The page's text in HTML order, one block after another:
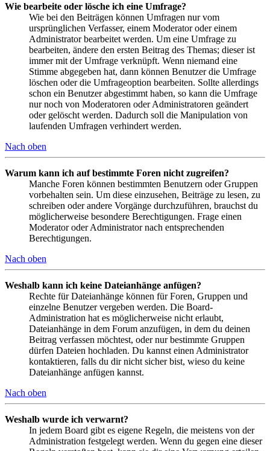
Wie bearbeite oder lösche ich eine Umfrage?
Wie bei den Beiträgen können Umfragen nur vom
ursprünglichen Verfasser, einem Moderator oder einem
Administrator bearbeitet werden. Um eine Umfrage zu
bearbeiten, ändere den ersten Beitrag des Themas; dieser ist
immer mit der Umfrage verknüpft. Wenn niemand eine
Stimme abgegeben hat, dann können Benutzer die Umfrage
löschen oder die Umfrageoption bearbeiten. Sollte allerdings
schon ein Benutzer abgestimmt haben, so kann die Umfrage
nur noch von Moderatoren oder Administratoren geändert
oder gelöscht werden. Dadurch soll die Manipulation von
laufenden Umfragen verhindert werden.
Nach oben
Warum kann ich auf bestimmte Foren nicht zugreifen?
Manche Foren können bestimmten Benutzern oder Gruppen
vorbehalten sein. Um diese einzusehen, Beiträge zu lesen, zu
schreiben oder andere Vorgänge durchzuführen, brauchst du
möglicherweise besondere Berechtigungen. Frage einen
Moderator oder Administrator nach entsprechenden
Berechtigungen.
Nach oben
Weshalb kann ich keine Dateianhänge anfügen?
Rechte für Dateianhänge können für Foren, Gruppen und
einzelne Benutzer vergeben werden. Die Board-
Administration hat es möglicherweise nicht erlaubt,
Dateianhänge in dem Forum anzufügen, in dem du deinen
Beitrag verfassen möchtest, oder nur bestimmte Gruppen
dürfen Dateien hochladen. Du kannst einen Administrator
kontaktieren, falls du dir nicht sicher bist, wieso du keine
Dateianhänge anfügen kannst.
Nach oben
Weshalb wurde ich verwarnt?
In jedem Board gibt es eigene Regeln, die meistens von der
Administration festgelegt werden. Wenn du gegen eine dieser